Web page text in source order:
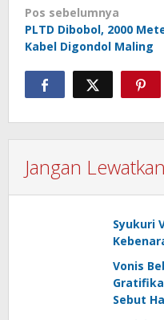
Navigasi
pos
Pos sebelumnya
PLTD Dibobol, 2000
Kabel Digondol Maling
Jangan Lewatkan
Syukuri
Vonis
Sebut